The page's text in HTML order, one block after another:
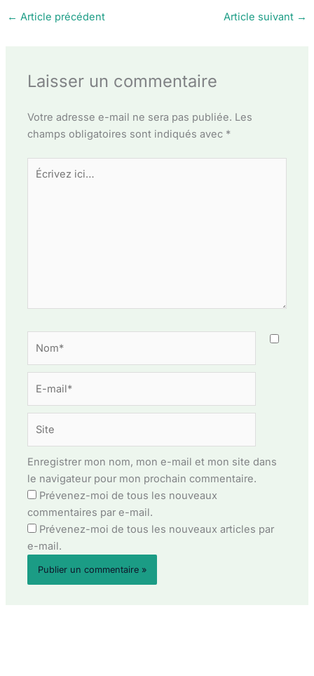
← Article précédent Article suivant →
Laisser un commentaire
Votre adresse e-mail ne sera pas publiée. Les
champs obligatoires sont indiqués avec *
Écrivez
mail*
Enregistrer mon nom, mon e-mail et mon site dans
le navigateur pour mon prochain commentaire.
Prévenez-moi de tous les nouveaux
commentaires par e-mail.
Prévenez-moi de tous les nouveaux articles par
e-mail.